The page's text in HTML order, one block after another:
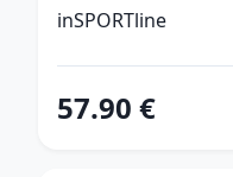
12oz
inSPORTline
57.90 €